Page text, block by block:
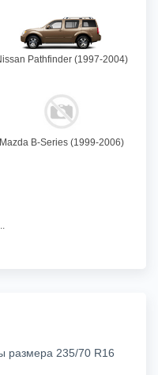
Pathfinder (1997-2004)
Mazda B-Series (1999-2006)
размера 235/70 R16